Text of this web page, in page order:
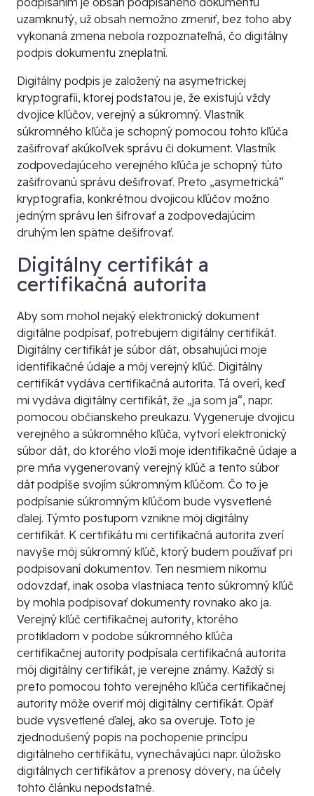
uzamknutý, už obsah nemožno zmeniť, bez toho aby
vykonaná zmena nebola rozpoznateľná, čo digitálny
podpis dokumentu zneplatní.
Digitálny podpis je založený na asymetrickej
kryptografii, ktorej podstatou je, že existujú vždy
dvojice kľúčov, verejný a súkromný. Vlastník
súkromného kľúča je schopný pomocou tohto kľúča
zašifrovať akúkoľvek správu či dokument. Vlastník
zodpovedajúceho verejného kľúča je schopný túto
zašifrovanú správu dešifrovať. Preto „asymetrická“
kryptografia, konkrétnou dvojicou kľúčov možno
jedným správu len šifrovať a zodpovedajúcim
druhým len spätne dešifrovať.
Digitálny certifikát a
certifikačná autorita
Aby som mohol nejaký elektronický dokument
digitálne podpísať, potrebujem digitálny certifikát.
Digitálny certifikát je súbor dát, obsahujúci moje
identifikačné údaje a môj verejný kľúč. Digitálny
certifikát vydáva certifikačná autorita. Tá overí, keď
mi vydáva digitálny certifikát, že „ja som ja“, napr.
pomocou občianskeho preukazu. Vygeneruje dvojicu
verejného a súkromného kľúča, vytvorí elektronický
súbor dát, do ktorého vloží moje identifikačné údaje a
pre mňa vygenerovaný verejný kľúč a tento súbor
dát podpíše svojím súkromným kľúčom. Čo to je
podpísanie súkromným kľúčom bude vysvetlené
ďalej. Týmto postupom vznikne môj digitálny
certifikát. K certifikátu mi certifikačná autorita zverí
navyše môj súkromný kľúč, ktorý budem používať pri
podpisovaní dokumentov. Ten nesmiem nikomu
odovzdať, inak osoba vlastniaca tento súkromný kľúč
by mohla podpisovať dokumenty rovnako ako ja.
Verejný kľúč certifikačnej autority, ktorého
protikladom v podobe súkromného kľúča
certifikačnej autority podpísala certifikačná autorita
môj digitálny certifikát, je verejne známy. Každý si
preto pomocou tohto verejného kľúča certifikačnej
autority môže overiť môj digitálny certifikát. Opäť
bude vysvetlené ďalej, ako sa overuje. Toto je
zjednodušený popis na pochopenie princípu
digitálneho certifikátu, vynechávajúci napr. úložisko
digitálnych certifikátov a prenosy dôvery, na účely
tohto článku nepodstatné.